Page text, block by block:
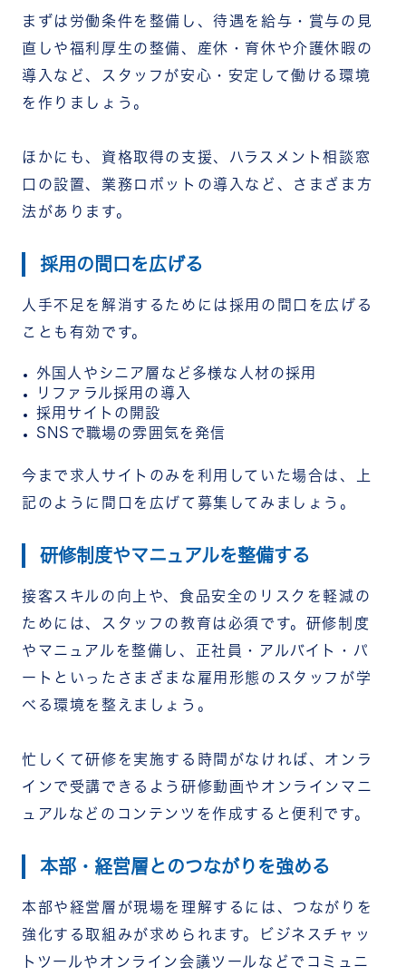
まずは労働条件を整備し、待遇を給与・賞与の見
直しや福利厚生の整備、産休・育休や介護休暇の
導入など、スタッフが安心・安定して働ける環境
を作りましょう。
ほかにも、資格取得の支援、ハラスメント相談窓
口の設置、業務ロボットの導入など、さまざま方
法があります。
採用の間口を広げる
人手不足を解消するためには採用の間口を広げる
ことも有効です。
外国人やシニア層など多様な人材の採用
リファラル採用の導入
採用サイトの開設
SNSで職場の雰囲気を発信
今まで求人サイトのみを利用していた場合は、上
記のように間口を広げて募集してみましょう。
研修制度やマニュアルを整備する
接客スキルの向上や、食品安全のリスクを軽減の
ためには、スタッフの教育は必須です。研修制度
やマニュアルを整備し、正社員・アルバイト・パ
ートといったさまざまな雇用形態のスタッフが学
べる環境を整えましょう。
忙しくて研修を実施する時間がなければ、オンラ
インで受講できるよう研修動画やオンラインマニ
ュアルなどのコンテンツを作成すると便利です。
本部・経営層とのつながりを強める
本部や経営層が現場を理解するには、つながりを
強化する取組みが求められます。ビジネスチャッ
トツールやオンライン会議ツールなどでコミュニ